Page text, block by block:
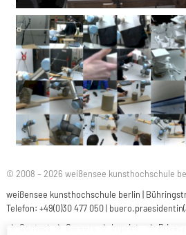
© 2008 – 2026 weißensee kunsthochschule
weißensee kunsthochschule berlin |
Telefon: +49(0)30 477 050 |
Contact
Careers Imprint
Privacy